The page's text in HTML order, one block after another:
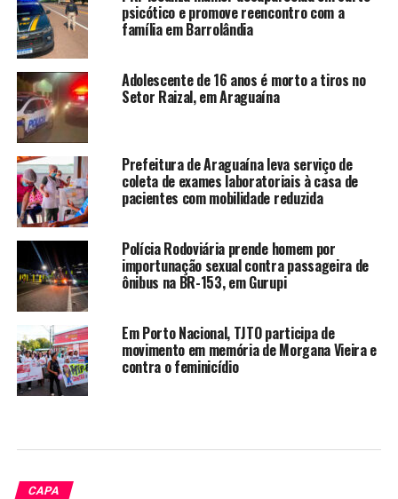
psicótico e promove reencontro com a
família em Barrolândia
Adolescente de 16 anos é morto a tiros no
Setor Raizal, em Araguaína
Prefeitura de Araguaína leva serviço de
coleta de exames laboratoriais à casa de
pacientes com mobilidade reduzida
Polícia Rodoviária prende homem por
importunação sexual contra passageira de
ônibus na BR-153, em Gurupi
Em Porto Nacional, TJTO participa de
movimento em memória de Morgana Vieira e
contra o feminicídio
CAPA